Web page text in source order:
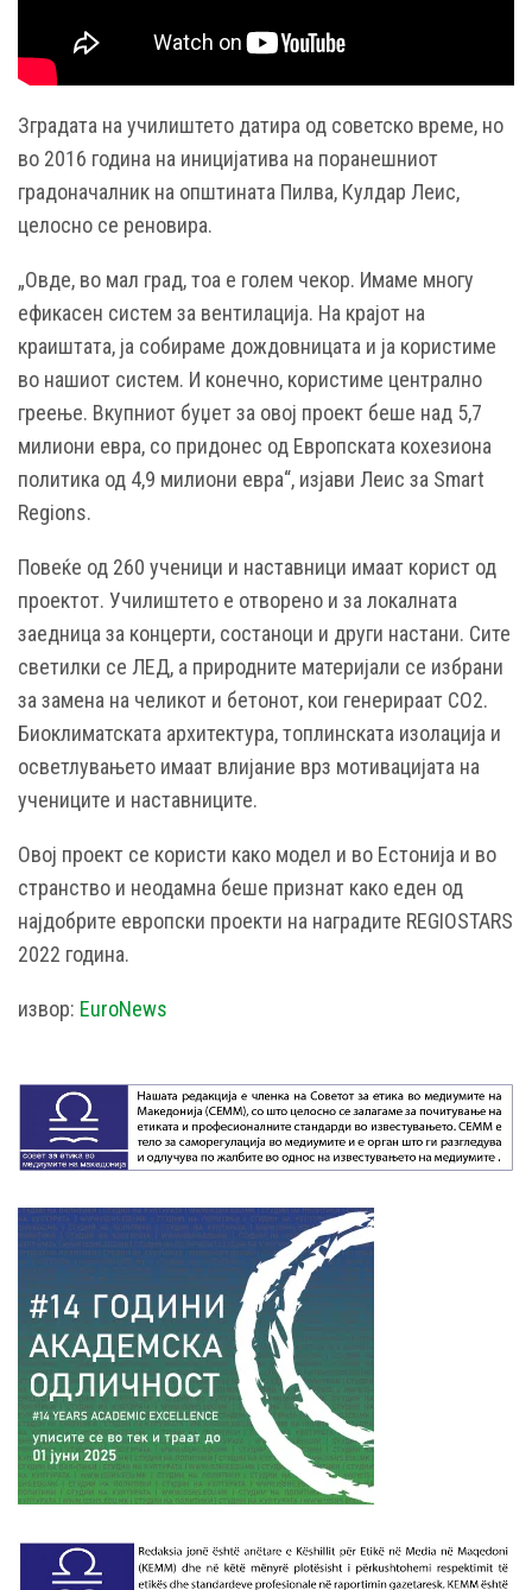
Зградата на училиштето датира од советско време, но
во 2016 година на иницијатива на поранешниот
градоначалник на општината Пилва, Кулдар Леис,
целосно се реновира.
„Овде, во мал град, тоа е голем чекор. Имаме многу
ефикасен систем за вентилација. На крајот на
краиштата, ја собираме дождовницата и ја користиме
во нашиот систем. И конечно, користиме централно
греење. Вкупниот буџет за овој проект беше над 5,7
милиони евра, со придонес од Европската кохезиона
политика од 4,9 милиони евра“, изјави Леис за Smart
Regions.
Повеќе од 260 ученици и наставници имаат корист од
проектот. Училиштето е отворено и за локалната
заедница за концерти, состаноци и други настани. Сите
светилки се ЛЕД, а природните материјали се избрани
за замена на челикот и бетонот, кои генерираат CO2.
Биоклиматската архитектура, топлинската изолација и
осветлувањето имаат влијание врз мотивацијата на
учениците и наставниците.
Овој проект се користи како модел и во Естонија и во
странство и неодамна беше признат како еден од
најдобрите европски проекти на наградите REGIOSTARS
2022 година.
извор: EuroNews